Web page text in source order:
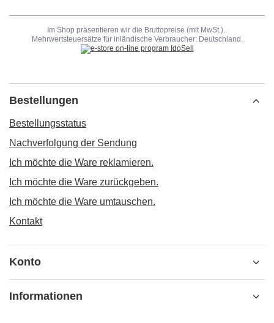
Im Shop präsentieren wir die Bruttopreise (mit MwSt.)..
Mehrwertsteuersätze für inländische Verbraucher: Deutschland .
Bestellungen
Bestellungsstatus
Nachverfolgung der Sendung
Ich möchte die Ware reklamieren.
Ich möchte die Ware zurückgeben.
Ich möchte die Ware umtauschen.
Kontakt
Konto
Informationen